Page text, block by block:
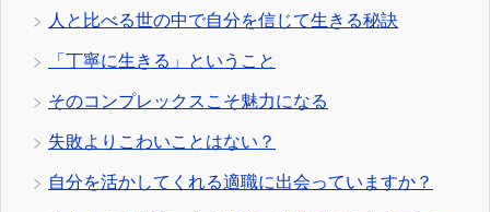
人と比べる世の中で自分を信じて生きる秘訣
「丁寧に生きる」ということ
そのコンプレックスこそ魅力になる
失敗よりこわいことはない？
自分を活かしてくれる適職に出会っていますか？